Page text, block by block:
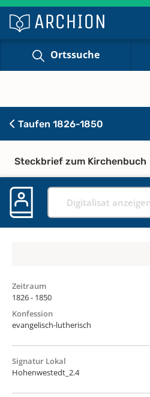
Ortssuche
Taufen 1826-1850
Steckbrief zum Kirchenbuch
Digitalisat
Zeitraum
1826 - 1850
Konfession
evangelisch-lutherisch
Signatur Lokal
Hohenwestedt_2.4